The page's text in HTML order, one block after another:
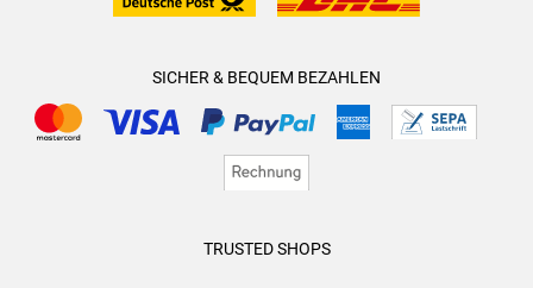
SICHER & BEQUEM BEZAHLEN
TRUSTED SHOPS